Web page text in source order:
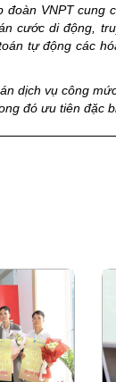
VNPT cung
cước di động,
tự động các
dịch vụ công
đó ưu tiên đặc